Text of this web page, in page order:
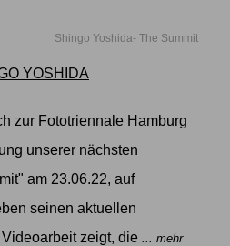
Shingo Yoshida- The Summit
YOSHIDA
zur Fototriennale Hamburg
unserer nächsten
am 23.06.22, auf
seinen aktuellen
zeigt, die
... mehr